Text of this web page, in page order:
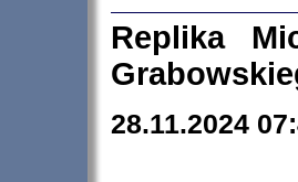
Replika
28.11.2024